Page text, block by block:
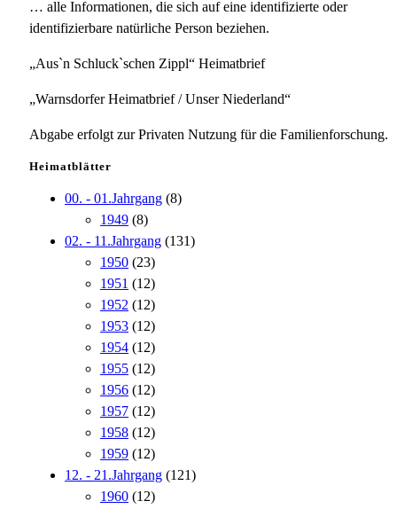
… alle Informationen, die sich auf eine identifizierte oder
identifizierbare natürliche Person beziehen.
„Aus`n Schluck`schen Zippl“ Heimatbrief
„Warnsdorfer Heimatbrief / Unser Niederland“
Abgabe erfolgt zur Privaten Nutzung für die Familienforschung.
Heimatblätter
00. - 01.Jahrgang (8)
1949 (8)
02. - 11.Jahrgang (131)
1950 (23)
1951 (12)
1952 (12)
1953 (12)
1954 (12)
1955 (12)
1956 (12)
1957 (12)
1958 (12)
1959 (12)
12. - 21.Jahrgang (121)
1960 (12)